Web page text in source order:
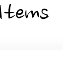
いに、母へのプ